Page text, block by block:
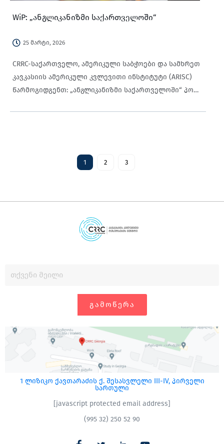
WiP: „ანგლიკანიზმი საქართველოში“
25 მარტი, 2026
CRRC-საქართველო, ამერიკული საბჭოები და სამხრეთ
კავკასიის ამერიკული კვლევითი ინსტიტუტი (ARISC)
წარმოგიდგენთ: „ანგლიკანიზმი საქართველოში“ პოლ
1 2 3
ᲒᲐᲛᲝᲬᲔᲠᲐ
1 ლიზიკო ქავთარაძის ქ. შესასვლელი III-IV, პირველი
სართული
[javascript protected email address]
(995 32) 250 52 90